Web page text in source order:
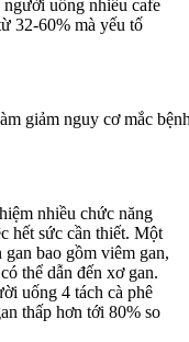
uống nhiều cafe
32-60% mà yếu tố
nhiều chức năng
hết sức cần thiết. Một
bao gồm viêm gan,
thể dẫn đến xơ gan.
uống 4 tách cà phê
thấp hơn tới 80% so